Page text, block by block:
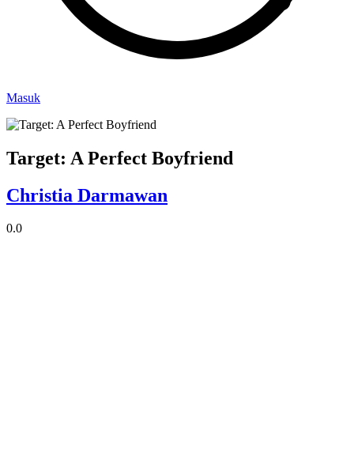
Masuk
Target: A Perfect Boyfriend
Christia Darmawan
0.0